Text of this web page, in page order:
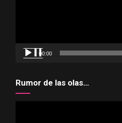
00:00
Rumor de las olas…